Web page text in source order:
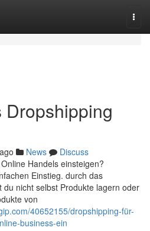
News
Discuss
Handels einsteigen?
Einstieg. durch das
du nicht selbst Produkte lagern oder
von
40652155/dropshipping-für-
business-ein